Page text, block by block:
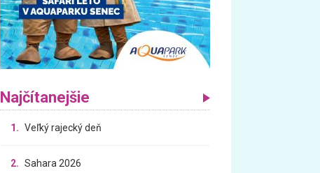
Najčítanejšie
1. Veľký rajecký deň
2. Sahara 2026